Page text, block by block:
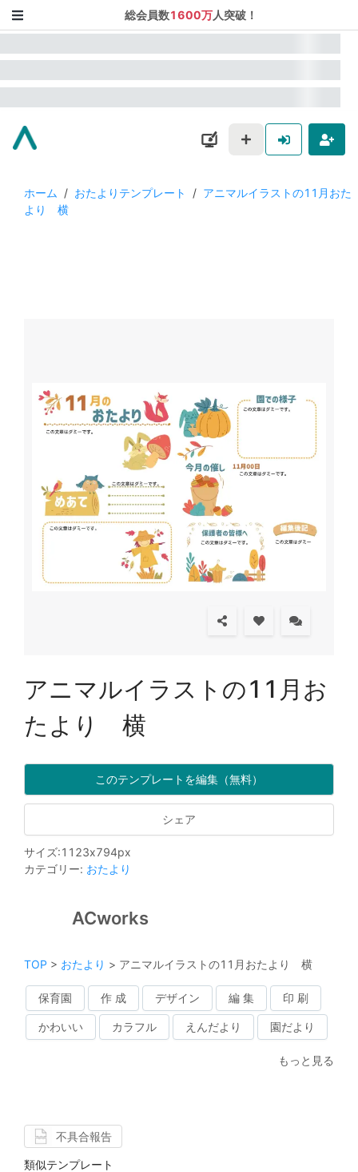
総会員数1600万人突破！
ホーム / おたよりテンプレート / アニマルイラストの11月おた
より 横
アニマルイラストの11月お
たより 横
このテンプレートを編集（無料）
シェア
サイズ:1123x794px
カテゴリー: おたより
ACworks
TOP > おたより > アニマルイラストの11月おたより 横
保育園 作 成 デザイン 編 集 印 刷
かわいい カラフル えんだより 園だより
もっと見る
不具合報告
類似テンプレート